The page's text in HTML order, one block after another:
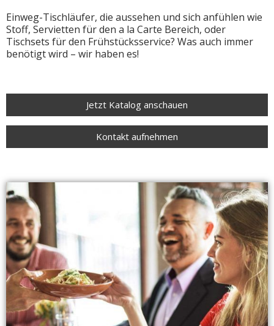
Einweg-Tischläufer, die aussehen und sich anfühlen wie
Stoff, Servietten für den a la Carte Bereich, oder
Tischsets für den Frühstücksservice? Was auch immer
benötigt wird – wir haben es!
Jetzt Katalog anschauen
Kontakt aufnehmen